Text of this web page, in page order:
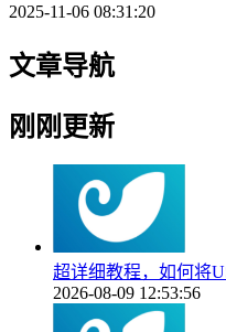
2025-11-06 08:31:20
文章导航
刚刚更新
超详细教程，如何将
2026-08-09 12:53:56